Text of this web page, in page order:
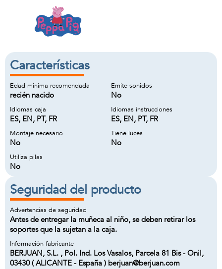
Características
Edad minima recomendada
recién nacido
Emite sonidos
No
Idiomas caja
ES, EN, PT, FR
Idiomas instrucciones
ES, EN, PT, FR
Montaje necesario
No
Tiene luces
No
Utiliza pilas
No
Seguridad del producto
Advertencias de seguridad
Antes de entregar la muñeca al niño, se deben retirar los
soportes que la sujetan a la caja.
Información fabricante
BERJUAN, S.L. , Pol. Ind. Los Vasalos, Parcela 81 Bis - Onil,
03430 ( ALICANTE - España ) berjuan@berjuan.com